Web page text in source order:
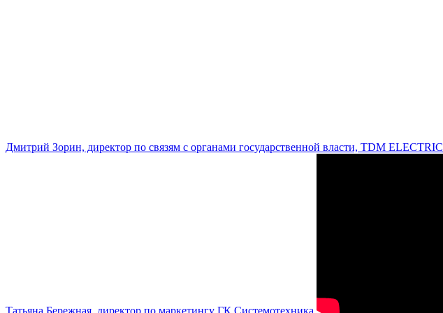
Дмитрий Зорин, директор по связям с органами государственной власти, TDM ELECTRIC
Татьяна Бережная, директор по маркетингу ГК Системотехника